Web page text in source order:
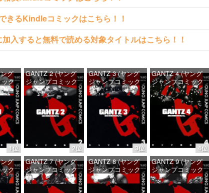
きるKindleコミックはこちら！！
入すると無料で読める対象タイトルはこちら！！
1位
グ
ク
：¥100
2位
GANTZ 2 (ヤング
ジャンプコミック
スDIGITAL)
価格：¥100
3位
GANTZ 3 (ヤング
ジャンプコミック
スDIGITAL)
価格：¥100
4位
GANTZ 4 (ヤング
ジャンプコミック
スDIGITAL)
価格：¥100
グ
ク
GANTZ 7 (ヤング
ジャンプコミック
スDIGITAL)
GANTZ 8 (ヤング
ジャンプコミック
スDIGITAL)
GANTZ 9 (ヤング
ジャンプコミック
スDIGITAL)